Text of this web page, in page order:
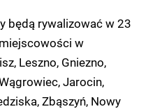
będą rywalizować w 23
w
Leszno, Gniezno,
Jarocin,
Zbąszyń, Nowy